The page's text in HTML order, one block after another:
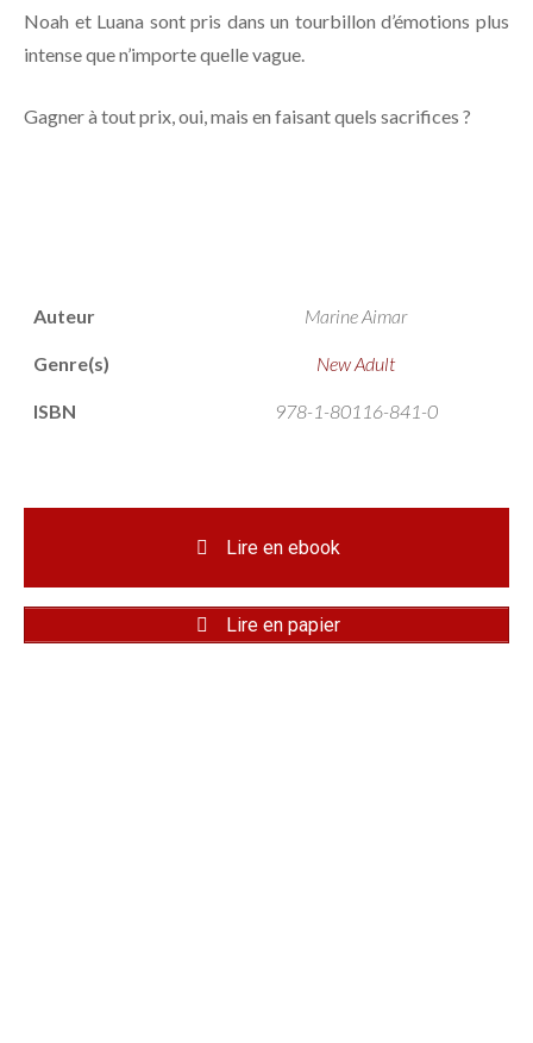
Noah et Luana sont pris dans un tourbillon d’émotions plus
intense que n’importe quelle vague.
Gagner à tout prix, oui, mais en faisant quels sacrifices ?
Auteur Marine Aimar
Genre(s) New Adult
ISBN 978-1-80116-841-0
Lire en ebook
Lire en papier